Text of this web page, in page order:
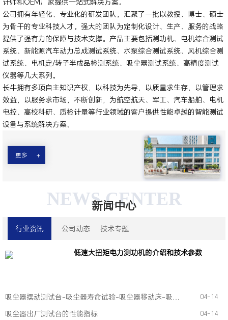
公司拥有年轻化、专业化的研发团队，汇聚了一批以教授、博士、硕士
为骨干的专业科技人才。强大的团队为定制化设计、生产、服务的战略
提供了强有力的保障与技术支撑。产品主要包括测功机、电机综合测试
系统、新能源汽车动力总成测试系统、水泵综合测试系统、风机综合测
试系统、电机定/转子半成品检测系统、吸尘器测试系统、高精度测试
仪器等几大系列。
长牛拥有多项自主知识产权，以科技为先导，以质量求生存，以管理求
效益，以服务求市场，不断创新，为航空航天、军工、汽车船舶、电机
电控、高校科研、质检计量等行业领域的客户提供性能卓越的智能测试
设备与系统解决方案。
更多
新闻中心
NEWS CENTER
行业资讯 公司动态 技术专题
低速大扭矩电力测功机的介绍和技术参数
吸尘器摆动测试台-吸尘器寿命试验-吸尘器移动床-吸尘器空气数据测试 04-14
吸尘器出厂测试台的性能指标 04-14